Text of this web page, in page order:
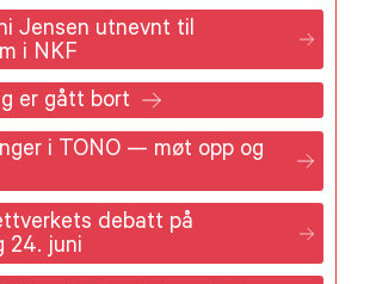
Jensen utnevnt til
i NKF
er gått bort
i TONO — møt opp og
debatt på
24. juni